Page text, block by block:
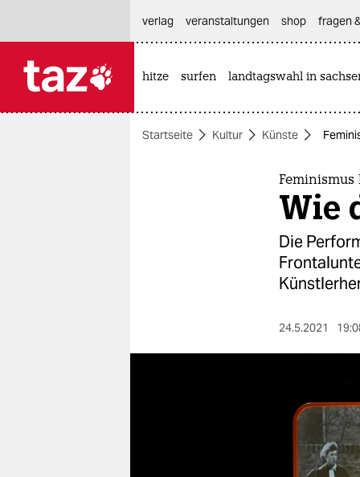
themen
verlag
veranstaltungen shop fragen
hitze surfen landtagswahl in
Startseite Kultur Künste
Wie
Die
24.5.2021